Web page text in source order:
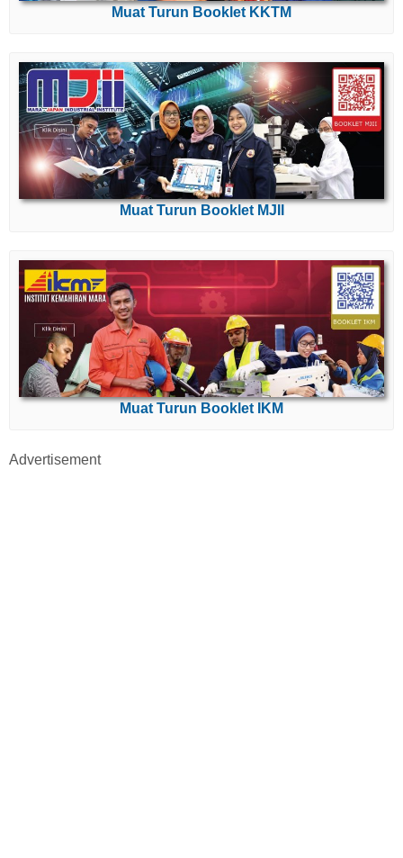
Muat Turun Booklet KKTM
Muat Turun Booklet MJII
Muat Turun Booklet IKM
Advertisement